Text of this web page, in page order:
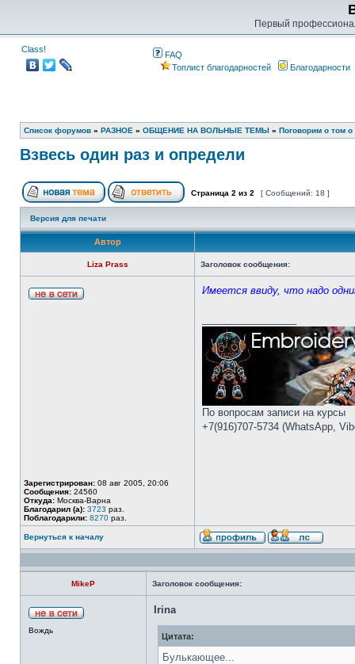
Первый
Class!
FAQ
Топлист благодарностей
Благодарности
Список форумов » РАЗНОЕ » ОБЩЕНИЕ НА ВОЛЬНЫЕ ТЕМЫ » Поговорим о том о
Взвесь один раз и определи
Страница 2 из 2 [ Сообщений: 18 ]
Версия для печати
Автор
Liza Prass Заголовок сообщения:
Зарегистрирован: 08 авг 2005, 20:06
Сообщения: 24560
Откуда: Москва-Варна
Благодарил (а): 3723 раз.
Поблагодарили: 8270 раз.
Имеется ввиду, что надо
По вопросам записи на курсы
+7(916)707-5734 (WhatsApp,
Вернуться к началу
MikeP Заголовок сообщения:
Вождь
Irina
Цитата:
Булькающее...